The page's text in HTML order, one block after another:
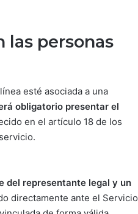
las personas
esté asociada a una
obligatorio presentar el
en el artículo 18 de los
del representante legal y un
directamente ante el Servicio